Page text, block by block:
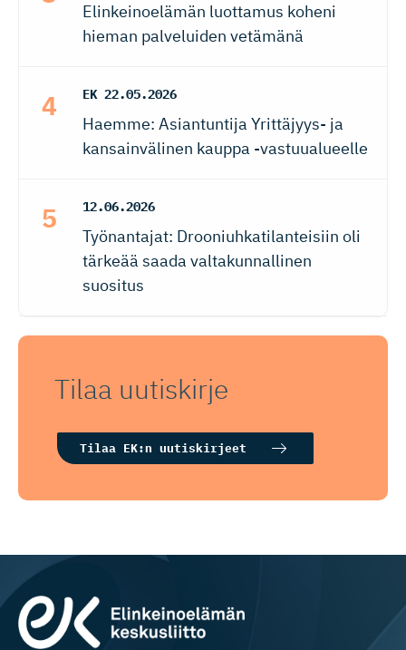
Elinkeinoelämän luottamus koheni
hieman palveluiden vetämänä
EK 22.05.2026
Haemme: Asiantuntija Yrittäjyys- ja
kansainvälinen kauppa -vastuualueelle
12.06.2026
Työnantajat: Drooniuhkatilanteisiin oli
tärkeää saada valtakunnallinen
suositus
Tilaa uutiskirje
Tilaa EK:n uutiskirjeet